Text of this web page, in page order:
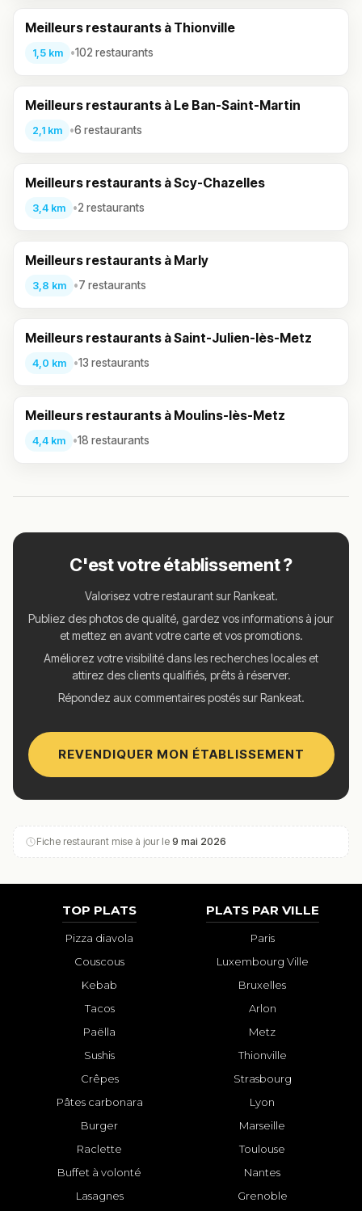
Meilleurs restaurants à Thionville
1,5 km •102 restaurants
Meilleurs restaurants à Le Ban-Saint-Martin
2,1 km •6 restaurants
Meilleurs restaurants à Scy-Chazelles
3,4 km •2 restaurants
Meilleurs restaurants à Marly
3,8 km •7 restaurants
Meilleurs restaurants à Saint-Julien-lès-Metz
4,0 km •13 restaurants
Meilleurs restaurants à Moulins-lès-Metz
4,4 km •18 restaurants
C'est votre établissement ?
Valorisez votre restaurant sur Rankeat.
Publiez des photos de qualité, gardez vos informations à jour
et mettez en avant votre carte et vos promotions.
Améliorez votre visibilité dans les recherches locales et
attirez des clients qualifiés, prêts à réserver.
Répondez aux commentaires postés sur Rankeat.
REVENDIQUER MON ÉTABLISSEMENT
Fiche restaurant mise à jour le 9 mai 2026
TOP PLATS
Pizza diavola
Couscous
Kebab
Tacos
Paëlla
Sushis
Crêpes
Pâtes carbonara
Burger
Raclette
Buffet à volonté
Lasagnes
PLATS PAR VILLE
Paris
Luxembourg Ville
Bruxelles
Arlon
Metz
Thionville
Strasbourg
Lyon
Marseille
Toulouse
Nantes
Grenoble